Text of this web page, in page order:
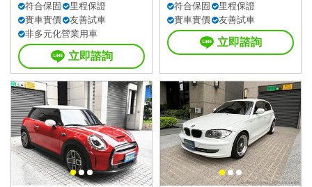
符合保固
里程保證
實車實價
友善試車
非多元化營業用車
立即諮詢
符合保固
里程保證
實車實價
友善試車
立即諮詢